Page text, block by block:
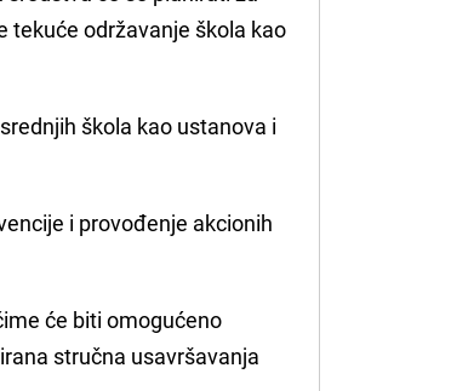
tekuće održavanje škola kao
škola kao ustanova i
i provođenje akcionih
će biti omogućeno
stručna usavršavanja